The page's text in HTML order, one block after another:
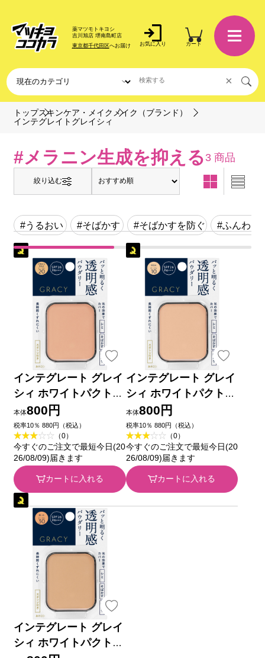
薬マツモトキヨシ
吉川旭店 堺南島町店
東京都千代田区へお届け お気に入り カート
×
トップスキンケア・メイク メイク（ブランド）
インテグレイトグレイシィ
#メラニン生成を抑える3 商品
絞り込む
#うるおい #そばかす #そばかすを防ぐ #ふんわり
インテグレート グレイ
シィ ホワイトパクトE
X （レフィル） オーク
ル20 １１ｇ 資生堂
本体800円
税率10％ 880円（税込）
（0）
今すぐのご注文で最短今日(20
26/08/09)届きます
カートに入れる
インテグレート グレイ
シィ ホワイトパクトE
X （レフィル） オーク
ル10 １１ｇ 資生堂
本体800円
税率10％ 880円（税込）
（0）
今すぐのご注文で最短今日(20
26/08/09)届きます
カートに入れる
インテグレート グレイ
シィ ホワイトパクトE